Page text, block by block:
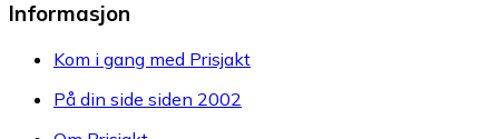
Informasjon
Kom i gang med Prisjakt
På din side siden 2002